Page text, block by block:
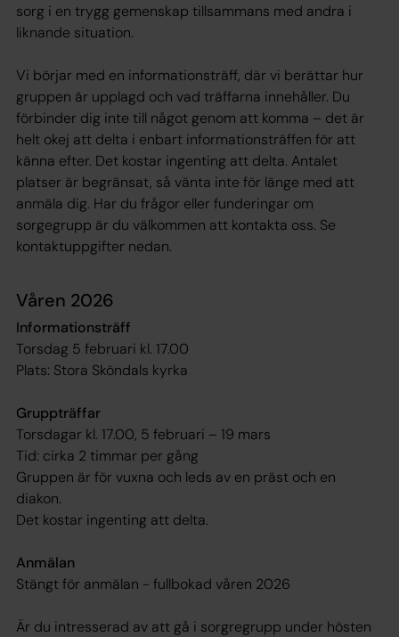
sorg i en trygg gemenskap tillsammans med andra i
liknande situation.
Vi börjar med en informationsträff, där vi berättar hur
gruppen är upplagd och vad träffarna innehåller. Du
förbinder dig inte till något genom att komma – det är
helt okej att delta i enbart informationsträffen för att
känna efter. Det kostar ingenting att delta. Antalet
platser är begränsat, så vänta inte för länge med att
anmäla dig. Har du frågor eller funderingar om
sorgegrupp är du välkommen att kontakta oss. Se
kontaktuppgifter nedan.
Våren 2026
Informationsträff
Torsdag 5 februari kl. 17.00
Plats: Stora Sköndals kyrka
Gruppträffar
Torsdagar kl. 17.00, 5 februari – 19 mars
Tid: cirka 2 timmar per gång
Gruppen är för vuxna och leds av en präst och en
diakon.
Det kostar ingenting att delta.
Anmälan
Stängt för anmälan - fullbokad våren 2026
Är du intresserad av att gå i sorgregrupp under hösten